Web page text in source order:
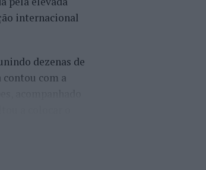
internacional
dezenas de
com a
Alejandro